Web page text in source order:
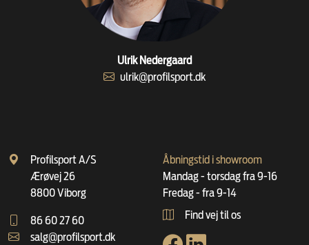
Ulrik Nedergaard
ulrik@profilsport.dk
Profilsport A/S
Ærøvej 26
8800 Viborg
86 60 27 60
salg@profilsport.dk
Åbningstid i showroom
Mandag - torsdag fra 9-16
Fredag - fra 9-14
Find vej til os